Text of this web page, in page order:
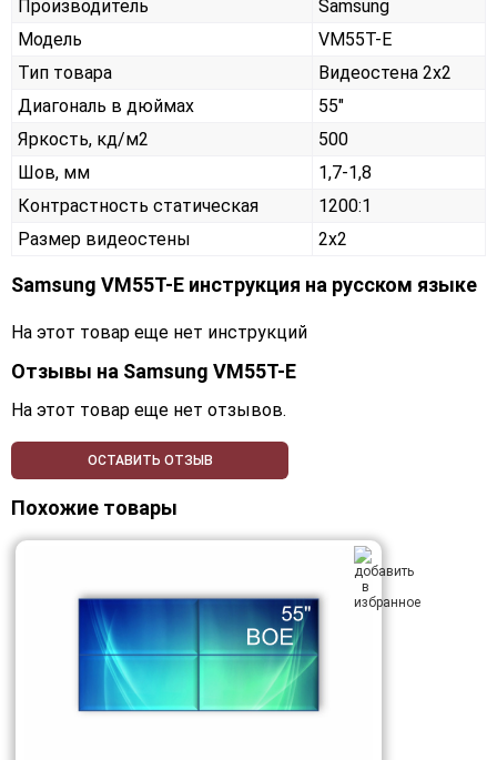
Производитель
Samsung
Модель
VM55T-E
Тип товара
Видеостена 2х2
Диагональ в дюймах
55"
Яркость, кд/м2
500
Шов, мм
1,7-1,8
Контрастность статическая
1200:1
Размер видеостены
2x2
Samsung VM55T-E инструкция на русском языке
На этот товар еще нет инструкций
Отзывы на Samsung VM55T-E
На этот товар еще нет отзывов.
ОСТАВИТЬ ОТЗЫВ
Похожие товары